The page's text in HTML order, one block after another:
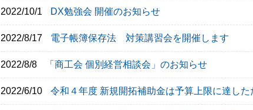
2022/10/1 DX勉強会 開催のお知らせ
2022/8/17 電子帳簿保存法 対策講習会を開催します
2022/8/8 「商工会 個別経営相談会」のお知らせ
2022/6/10 令和４年度 新規開拓補助金は予算上限に達し